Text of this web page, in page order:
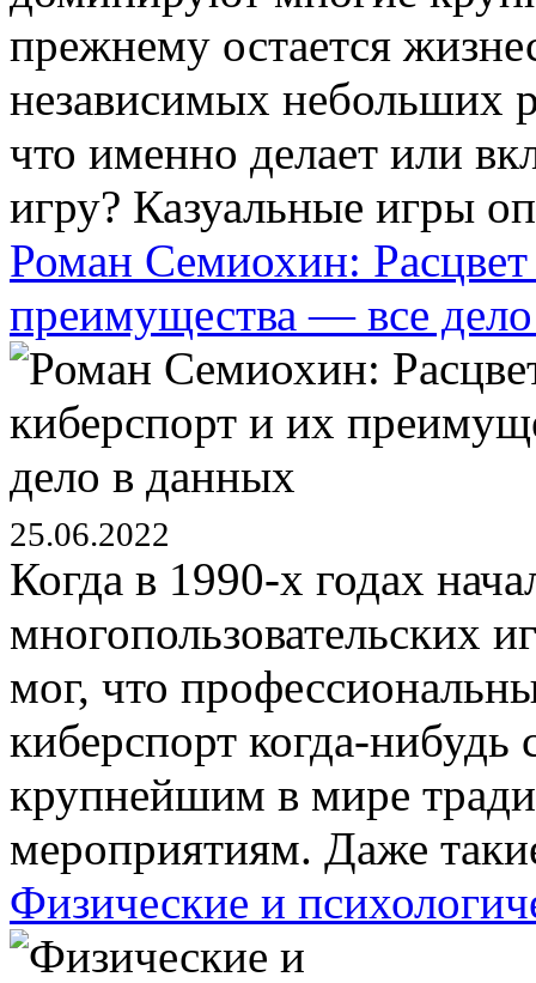
прежнему остается
независимых небольших
что именно делает или
игру? Казуальные игры
Роман Семиохин: Расцвет
преимущества — все
25.06.2022
Когда в 1990-х годах
многопользовательских
мог, что
киберспорт когда-
крупнейшим в мире
мероприятиям. Даже
Физические и